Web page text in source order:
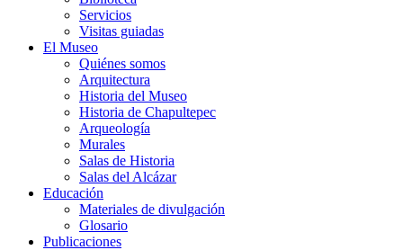
Servicios
Visitas guiadas
El Museo
Quiénes somos
Arquitectura
Historia del Museo
Historia de Chapultepec
Arqueología
Murales
Salas de Historia
Salas del Alcázar
Educación
Materiales de divulgación
Glosario
Publicaciones